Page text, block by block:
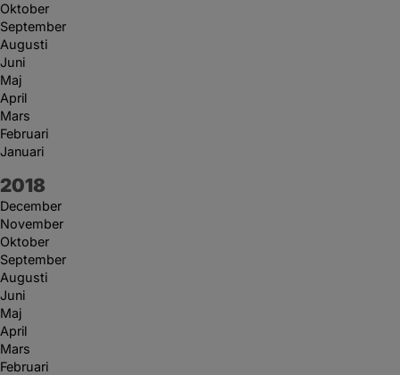
Oktober
September
Augusti
Juni
Maj
April
Mars
Februari
Januari
År:
2018
December
November
Oktober
September
Augusti
Juni
Maj
April
Mars
Februari